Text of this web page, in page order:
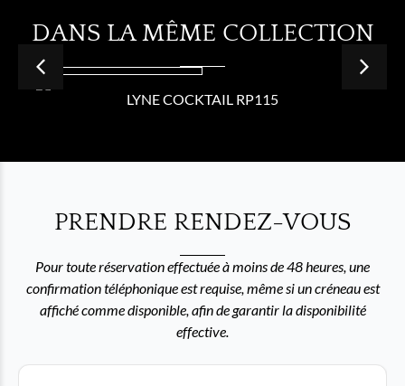
DANS LA MÊME COLLECTION
LYNE COCKTAIL RP115
PRENDRE RENDEZ-VOUS
Pour toute réservation effectuée à moins de 48 heures, une
confirmation téléphonique est requise, même si un créneau est
affiché comme disponible, afin de garantir la disponibilité
effective.